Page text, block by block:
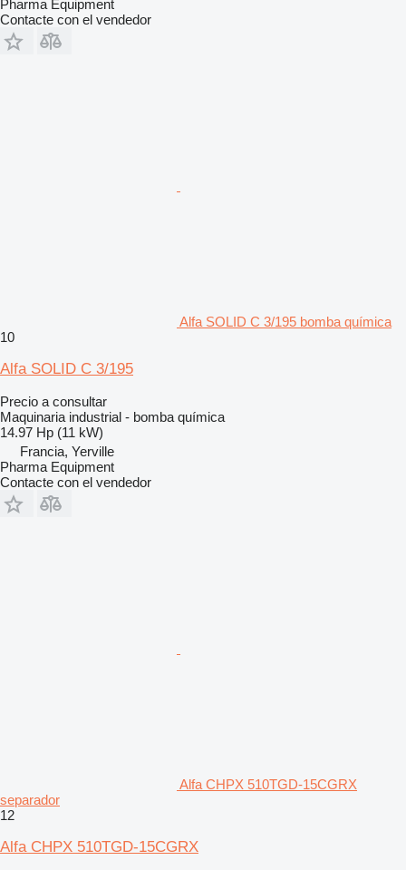
Pharma Equipment
Contacte con el vendedor
Alfa SOLID C 3/195 bomba química
10
Alfa SOLID C 3/195
Precio a consultar
Maquinaria industrial - bomba química
14.97 Hp (11 kW)
Francia, Yerville
Pharma Equipment
Contacte con el vendedor
Alfa CHPX 510TGD-15CGRX
separador
12
Alfa CHPX 510TGD-15CGRX